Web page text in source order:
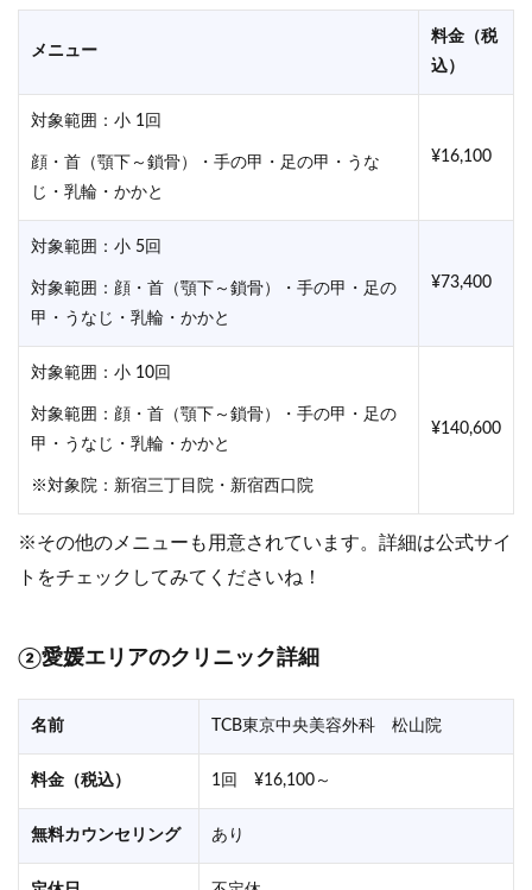
メニュー
料金（税
込）
対象範囲：小 1回
顔・首（顎下～鎖骨）・手の甲・足の甲・うな
じ・乳輪・かかと
¥16,100
対象範囲：小 5回
対象範囲：顔・首（顎下～鎖骨）・手の甲・足の
甲・うなじ・乳輪・かかと
¥73,400
対象範囲：小 10回
対象範囲：顔・首（顎下～鎖骨）・手の甲・足の
甲・うなじ・乳輪・かかと
※対象院：新宿三丁目院・新宿西口院
¥140,600
※その他のメニューも用意されています。詳細は公式サイ
トをチェックしてみてくださいね！
②愛媛エリアのクリニック詳細
名前 TCB東京中央美容外科 松山院
料金（税込） 1回 ¥16,100～
無料カウンセリング あり